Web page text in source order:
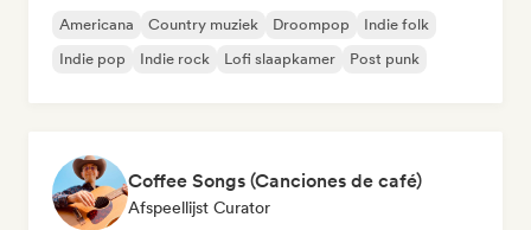
Americana Country muziek Droompop
Indie folk
Indie pop
Indie rock Lofi slaapkamer Post punk
Coffee Songs (Canciones de café)
Afspeellijst Curator